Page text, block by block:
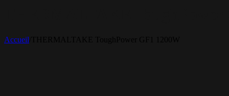
Accueil